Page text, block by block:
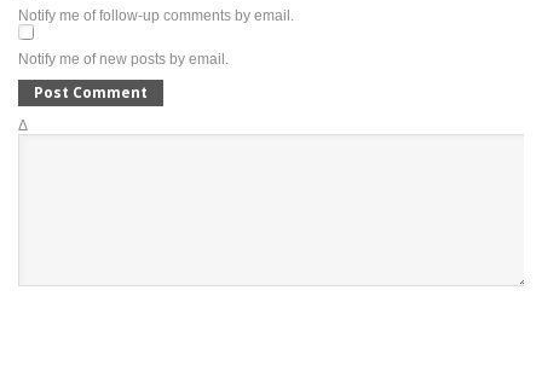
Notify me of follow-up comments by email.
Notify me of new posts by email.
Δ